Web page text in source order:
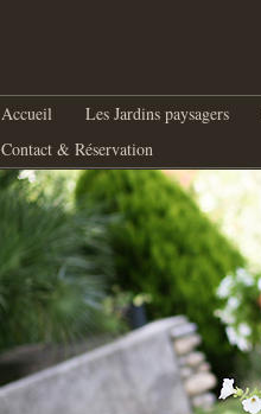
principal
Aller au contenu principal
Aller au contenu secondaire
Accueil Les Jardins paysagers
Contact & Réservation